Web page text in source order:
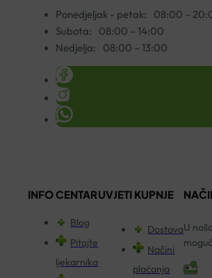
Ponedjeljak - petak:
08:00 –
Subota:
08:00 – 14:00
Nedjelja:
08:00 – 13:00
INFO CENTAR
Blog
Pitajte
ljekarnika
UVJETI KUPNJE
Dostava
Načini
plaćanja
U